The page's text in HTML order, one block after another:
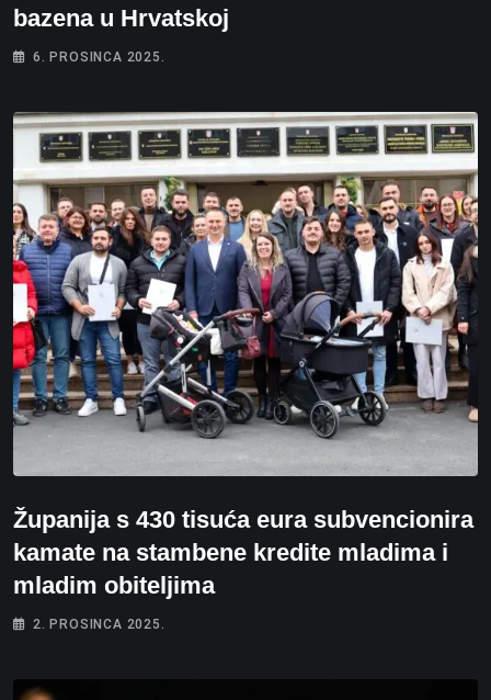
bazena u Hrvatskoj
6. PROSINCA 2025.
Županija s 430 tisuća eura subvencionira
kamate na stambene kredite mladima i
mladim obiteljima
2. PROSINCA 2025.